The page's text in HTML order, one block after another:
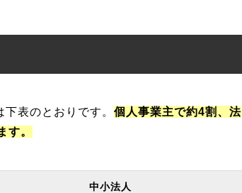
表のとおりです。 個人事業主で約4割、法
す。
中小法人